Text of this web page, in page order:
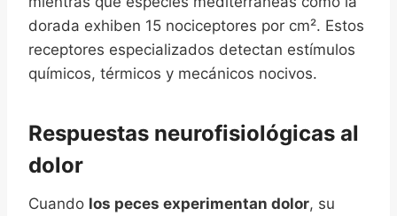
dorada exhiben 15 nociceptores por cm². Estos
receptores especializados detectan estímulos
químicos, térmicos y mecánicos nocivos.
Respuestas neurofisiológicas al
dolor
Cuando los peces experimentan dolor, su